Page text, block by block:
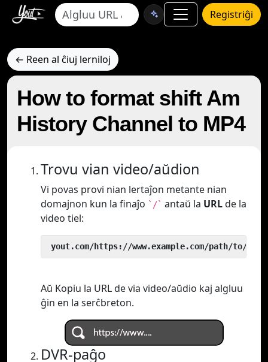
Registriĝi
← Reen al ĉiuj lerniloj
How to format shift Am
History Channel to MP4
Trovu vian video/aŭdion
Vi povas provi nian lertaĵon metante nian
domajnon kun la finaĵo `/` antaŭ la URLde la
video tiel:
yout.com/https://www.example.com/path/to/
Aŭ Kopiu la URL de via video/aŭdio kaj algluu
ĝin en la serĉbreton.
DVR-paĝo